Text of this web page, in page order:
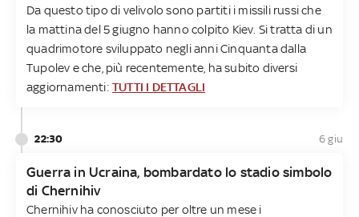
Da questo tipo di velivolo sono partiti i missili russi che
la mattina del 5 giugno hanno colpito Kiev. Si tratta di un
quadrimotore sviluppato negli anni Cinquanta dalla
Tupolev e che, più recentemente, ha subito diversi
aggiornamenti: TUTTI I DETTAGLI
22:30 6 giu
Guerra in Ucraina, bombardato lo stadio simbolo
di Chernihiv
Chernihiv ha conosciuto per oltre un mese i